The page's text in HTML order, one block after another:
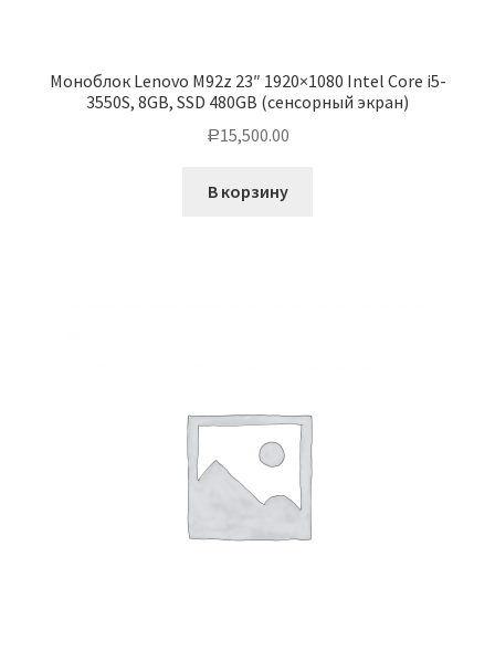
Моноблок Lenovo M92z 23″ 1920×1080 Intel Core i5-
3550S, 8GB, SSD 480GB (сенсорный экран)
Р15,500.00
В корзину